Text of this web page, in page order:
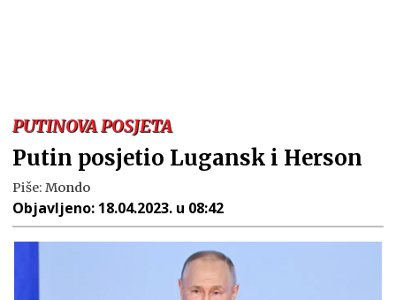
PUTINOVA POSJETA
Putin posjetio Lugansk i Herson
Piše: Mondo
Objavljeno: 18.04.2023. u 08:42